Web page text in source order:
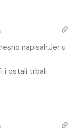
napisah.Jer u
i ostali trbali